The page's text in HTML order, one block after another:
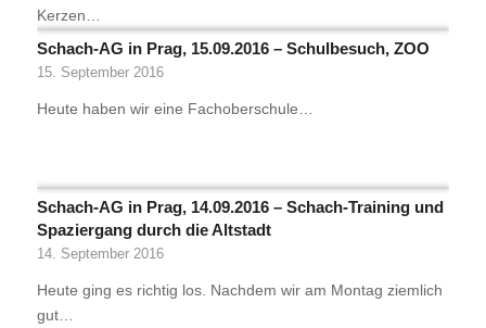
Kerzen…
Schach-AG in Prag, 15.09.2016 – Schulbesuch, ZOO
15. September 2016
Heute haben wir eine Fachoberschule…
Schach-AG in Prag, 14.09.2016 – Schach-Training und
Spaziergang durch die Altstadt
14. September 2016
Heute ging es richtig los. Nachdem wir am Montag ziemlich
gut…